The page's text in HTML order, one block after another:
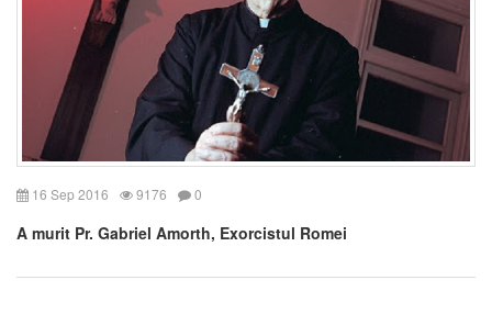
16 Sep 2016 9176 0
A murit Pr. Gabriel Amorth, Exorcistul Romei